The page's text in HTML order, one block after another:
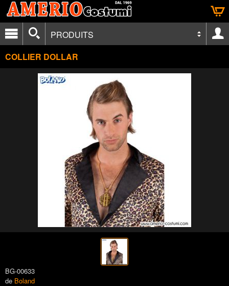
PRODUITS
COLLIER DOLLAR
BG-00633
de Boland